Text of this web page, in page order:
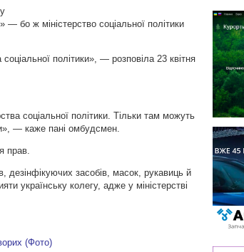
— бо ж міністерство соціальної політики
політики», — розповіла 23 квітня
соціальної політики. Тільки там можуть
— каже пані омбудсмен.
прав.
дезінфікуючих засобів, масок, рукавиць й
українську колегу, адже у міністерстві
(Фото)